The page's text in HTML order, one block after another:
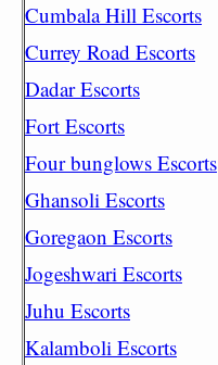
Cumbala Hill Escorts
Currey Road Escorts
Dadar Escorts
Fort Escorts
Four bunglows Escorts
Ghansoli Escorts
Goregaon Escorts
Jogeshwari Escorts
Juhu Escorts
Kalamboli Escorts